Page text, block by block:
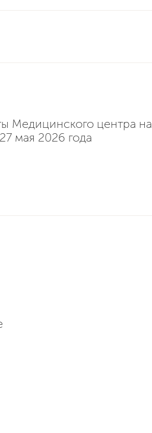
Медицинского центра на
мая 2026 года